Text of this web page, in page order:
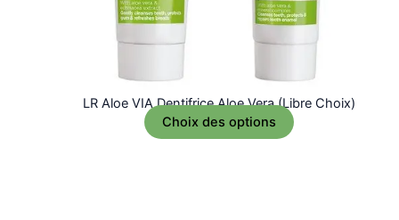
LR Aloe VIA Dentifrice Aloe Vera (Libre Choix)
Choix des options